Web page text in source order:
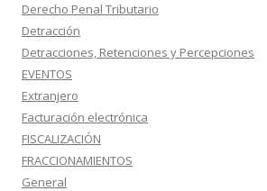
Derecho Penal Tributario
Detracción
Detracciones, Retenciones y Percepciones
EVENTOS
Extranjero
Facturación electrónica
FISCALIZACIÓN
FRACCIONAMIENTOS
General